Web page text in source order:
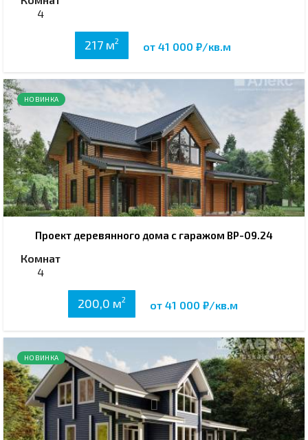
4
217 м2 от 41 000 ₽/кв.м
НОВИНКА
Проект деревянного дома с гаражом ВР-09.24
Комнат
4
200,0 м2 от 41 000 ₽/кв.м
НОВИНКА